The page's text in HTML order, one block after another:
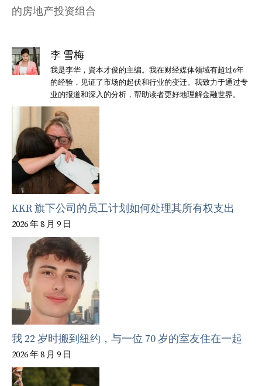
的房地产投资组合
李 雪梅
我是李华，資本才俊的主编。我在财经媒体领域有超过6年
的经验，见证了市场的起伏和行业的变迁。我致力于通过专
业的报道和深入的分析，帮助读者更好地理解金融世界。
KKR 旗下公司的员工计划如何处理其所有权支出
2026 年 8 月 9 日
我 22 岁时搬到纽约，与一位 70 岁的室友住在一起
2026 年 8 月 9 日